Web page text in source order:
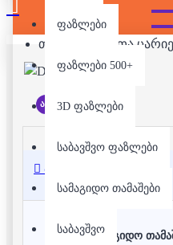
ფაზლები
ფაზლები 500+
3D ფაზლები
საბავშვო ფაზლები
სამაგიდო თამაშები
საბავშვო
თქვენი კალათა
არ არის მარაგში
აღწერა
სამაგიდო